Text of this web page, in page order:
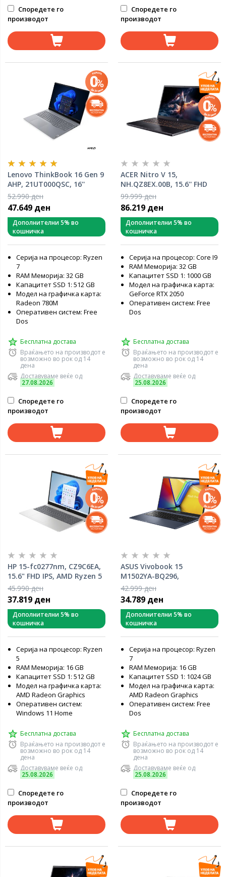
Споредете го
производот
Споредете го
производот
Lenovo ThinkBook 16 Gen 9
AHP, 21UT000QSC, 16''
WUXGA, AMD Ryzen 7 250,
32GB RAM, 512GB PCIe
NVMe SSD, AMD Radeon
780M Graphics, Free DOS,
prijenosno računalo
52.990 ден
47.649 ден
Дополнителни 5% во
кошничка
Серија на процесор: Ryzen
7
RAM Меморија: 32 GB
Капацитет SSD 1: 512 GB
Модел на графичка карта:
Radeon 780M
Оперативен систем: Free
Dos
Бесплатна достава
Враќањето на производот е
возможно во рок од 14
дена
Доставуваме веќе од
27.08.2026
Споредете го
производот
ACER Nitro V 15,
NH.QZ8EX.00B, 15.6'' FHD
IPS 165Hz, Intel Core i9-
13900H, 32GB RAM, 1TB
SSD, nVidia GeForce RTX
5060, bez OS-a, лаптоп
99.999 ден
86.219 ден
Дополнителни 5% во
кошничка
Серија на процесор: Core I9
RAM Меморија: 32 GB
Капацитет SSD 1: 1000 GB
Модел на графичка карта:
GeForce RTX 2050
Оперативен систем: Free
Dos
Бесплатна достава
Враќањето на производот е
возможно во рок од 14
дена
Доставуваме веќе од
25.08.2026
Споредете го
производот
HP 15-fc0277nm, CZ9C6EA,
15.6" FHD IPS, AMD Ryzen 5
7520U, 16GB RAM, 512GB
SSD, AMD Radeon Graphics,
Windows 11 Home, лаптоп
45.990 ден
37.819 ден
Дополнителни 5% во
кошничка
Серија на процесор: Ryzen
5
RAM Меморија: 16 GB
Капацитет SSD 1: 512 GB
Модел на графичка карта:
AMD Radeon Graphics
Оперативен систем:
Windows 11 Home
Бесплатна достава
Враќањето на производот е
возможно во рок од 14
дена
Доставуваме веќе од
25.08.2026
Споредете го
производот
ASUS Vivobook 15
M1502YA-BQ296,
90NB0ZX2-M001X0, 15.6"
FHD, AMD Ryzen 7 7730U,
16GB RAM, 1TB SSD, AMD
Radeon Graphics, FreeDOS,
лаптоп
42.999 ден
34.789 ден
Дополнителни 5% во
кошничка
Серија на процесор: Ryzen
7
RAM Меморија: 16 GB
Капацитет SSD 1: 1024 GB
Модел на графичка карта:
AMD Radeon Graphics
Оперативен систем: Free
Dos
Бесплатна достава
Враќањето на производот е
возможно во рок од 14
дена
Доставуваме веќе од
25.08.2026
Споредете го
производот